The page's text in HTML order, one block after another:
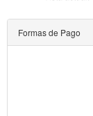
Formas de Pago